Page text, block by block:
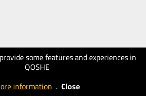
some features and experiences in
QOSHE
information . Close